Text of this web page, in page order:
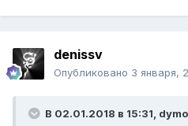
denissv
Опубликовано 3 января,
В 02.01.2018 в 15:31,